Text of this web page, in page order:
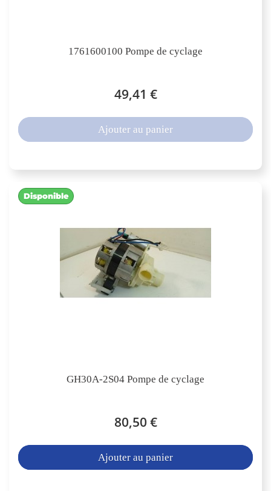
1761600100 Pompe de cyclage
49,41 €
Ajouter au panier
GH30A-2S04 Pompe de cyclage
80,50 €
Disponible
Ajouter au panier